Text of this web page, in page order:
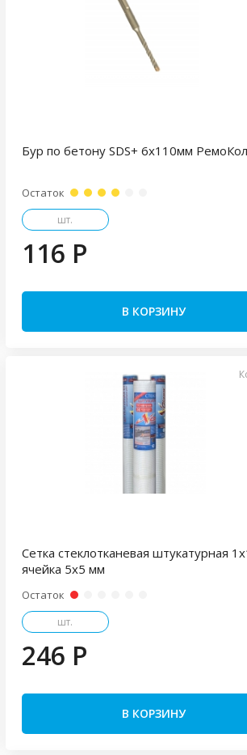
Бур по бетону SDS+ 6х110мм
Остаток
шт.
116 P
В КОРЗИНУ
Сетка стеклотканевая штукатурная
ячейка 5х5 мм
Остаток
шт.
246 P
В КОРЗИНУ